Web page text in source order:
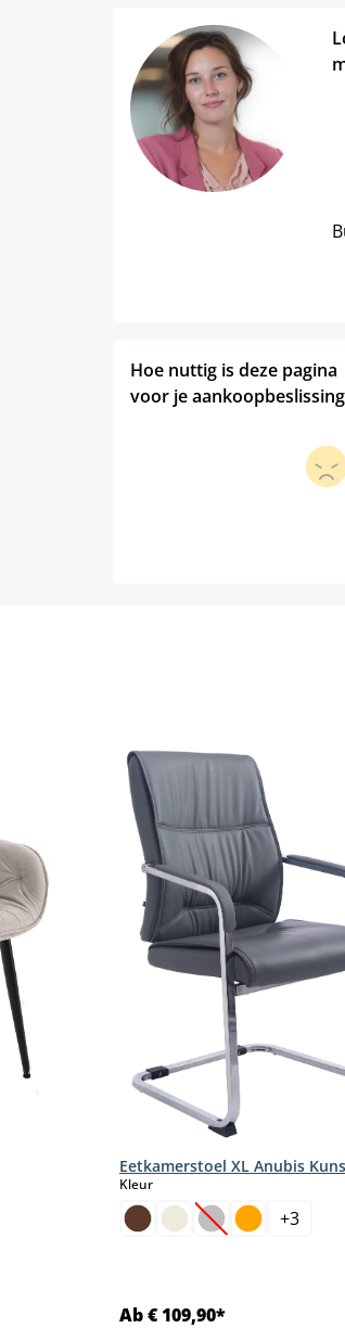
Hoe nuttig is deze pagina
voor je
Eetkamerstoel XL Anubis
Kleurselect
(Deze optie is
+3
Ab € 109,90*